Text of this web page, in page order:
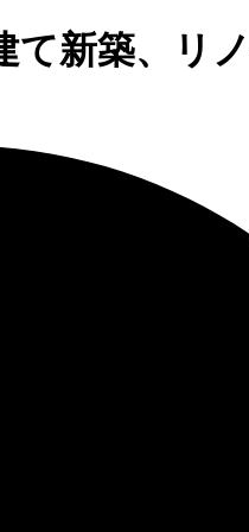
て新築、リ